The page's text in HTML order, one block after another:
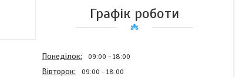
Графік роботи
Понеділок 09:00 18:00
Вівторок 09:00 18:00